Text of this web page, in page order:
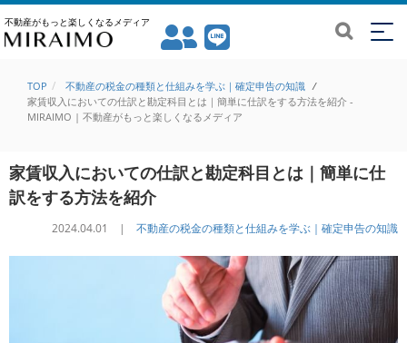
不動産がもっと楽しくなるメディア
TOP 不動産の税金の種類と仕組みを学ぶ｜確定申告の知識 /
家賃収入においての仕訳と勘定科目とは｜簡単に仕訳をする方法を紹介 -
MIRAIMO | 不動産がもっと楽しくなるメディア
家賃収入においての仕訳と勘定科目とは｜簡単に仕
訳をする方法を紹介
2024.04.01 | 不動産の税金の種類と仕組みを学ぶ｜確定申告の知識